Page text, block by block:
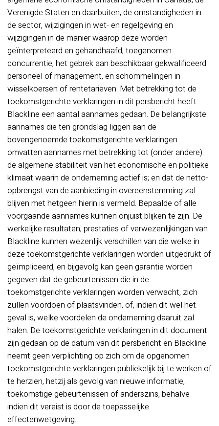
Verenigde Staten en daarbuiten, de omstandigheden in
de sector, wijzigingen in wet- en regelgeving en
wijzigingen in de manier waarop deze worden
geïnterpreteerd en gehandhaafd, toegenomen
concurrentie, het gebrek aan beschikbaar gekwalificeerd
personeel of management, en schommelingen in
wisselkoersen of rentetarieven. Met betrekking tot de
toekomstgerichte verklaringen in dit persbericht heeft
Blackline een aantal aannames gedaan. De belangrijkste
aannames die ten grondslag liggen aan de
bovengenoemde toekomstgerichte verklaringen
omvatten aannames met betrekking tot (onder andere):
de algemene stabiliteit van het economische en politieke
klimaat waarin de onderneming actief is; en dat de netto-
opbrengst van de aanbieding in overeenstemming zal
blijven met hetgeen hierin is vermeld. Bepaalde of alle
voorgaande aannames kunnen onjuist blijken te zijn. De
werkelijke resultaten, prestaties of verwezenlijkingen van
Blackline kunnen wezenlijk verschillen van die welke in
deze toekomstgerichte verklaringen worden uitgedrukt of
geïmpliceerd, en bijgevolg kan geen garantie worden
gegeven dat de gebeurtenissen die in de
toekomstgerichte verklaringen worden verwacht, zich
zullen voordoen of plaatsvinden, of, indien dit wel het
geval is, welke voordelen de onderneming daaruit zal
halen. De toekomstgerichte verklaringen in dit document
zijn gedaan op de datum van dit persbericht en Blackline
neemt geen verplichting op zich om de opgenomen
toekomstgerichte verklaringen publiekelijk bij te werken of
te herzien, hetzij als gevolg van nieuwe informatie,
toekomstige gebeurtenissen of anderszins, behalve
indien dit vereist is door de toepasselijke
effectenwetgeving.